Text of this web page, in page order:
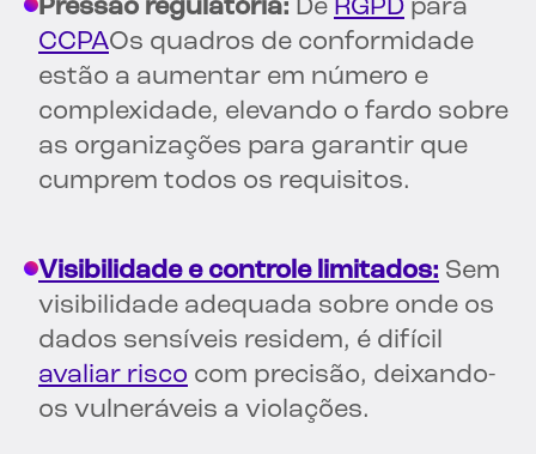
Pressão regulatória: De RGPD para
CCPAOs quadros de conformidade
estão a aumentar em número e
complexidade, elevando o fardo sobre
as organizações para garantir que
cumprem todos os requisitos.
Visibilidade e controle limitados: Sem
visibilidade adequada sobre onde os
dados sensíveis residem, é difícil
avaliar risco com precisão, deixando-
os vulneráveis a violações.